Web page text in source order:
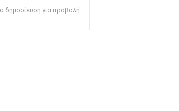
δημοσίευση για προβολή